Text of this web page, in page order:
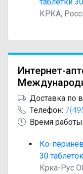
КРКА,
Интернет-
Доставка по
Телефон:
Время работы:
Ко-
30 таблеток
Крка-Рус